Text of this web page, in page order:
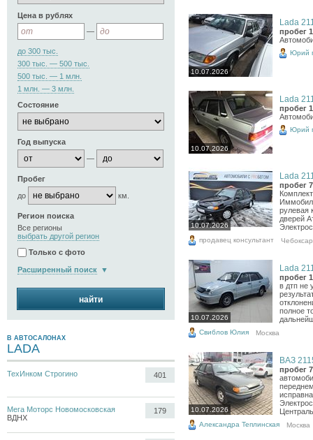
Цена в рублях
—
до 300 тыс.
300 тыс. — 500 тыс.
500 тыс. — 1 млн.
1 млн. — 3 млн.
Состояние
Год выпуска
—
Пробег
до
км.
Регион поиска
Все регионы
выбрать другой регион
Только с фото
Расширенный поиск
найти
В АВТОСАЛОНАХ
LADA
ТехИнком Строгино 401
Мега Моторс Новомосковская
ВДНХ
179
10.07.2026
Lada
пробег
Юрий
10.07.2026
Lada
пробег
Юрий
10.07.2026
Lada
пробег
рулевая
дверей
продавец консультант
10.07.2026
Lada
пробег
в дтп не
полное
Свиблов Юлия Москва
10.07.2026
ВАЗ
пробег
Александра Теплинская Москва